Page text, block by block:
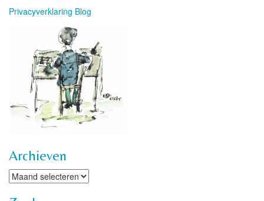
Privacyverklaring Blog
Archieven
Archieven